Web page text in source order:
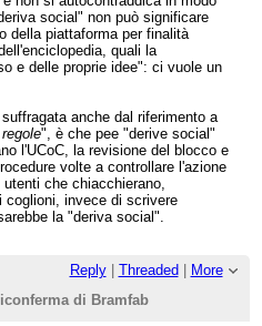
social" non può significare
della piattaforma per finalità
quali la
e delle proprie idee": ci vuole un
anche dal riferimento a
", è che pee "derive social"
l'UCoC, la revisione del blocco e
volte a controllare l'azione
che chiacchierano,
coglioni, invece di scrivere
la "deriva social".
Reply| Threaded
More
di Bramfab